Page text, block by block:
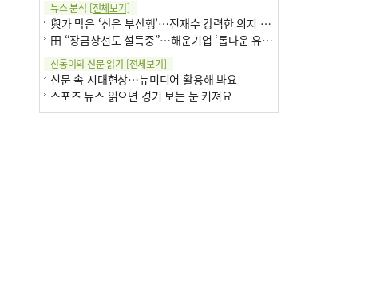
뉴스 분석 [전체보기]
與가 막은 ‘산은 부산행’…전재수 강력한 의지 표명 없인 공염불
田 “장금상선도 설득중”…해운기업 ‘톱다운 유치전’ 가속
신통이의 신문 읽기 [전체보기]
신문 속 시대현상…뉴미디어 활용해 봐요
스포츠 뉴스 읽으면 경기 보는 눈 커져요